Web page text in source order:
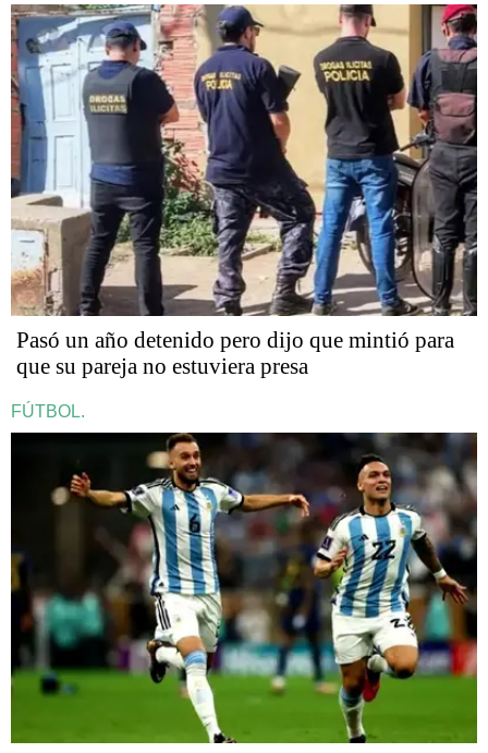
Pasó un año detenido pero dijo que mintió para
que su pareja no estuviera presa
FÚTBOL.